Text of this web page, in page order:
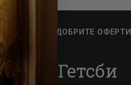
СЕ ЗА НАЙ-ДОБРИТЕ ОФЕРТИ
Гетсби